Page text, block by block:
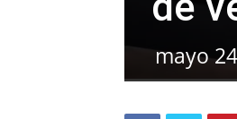
mayo